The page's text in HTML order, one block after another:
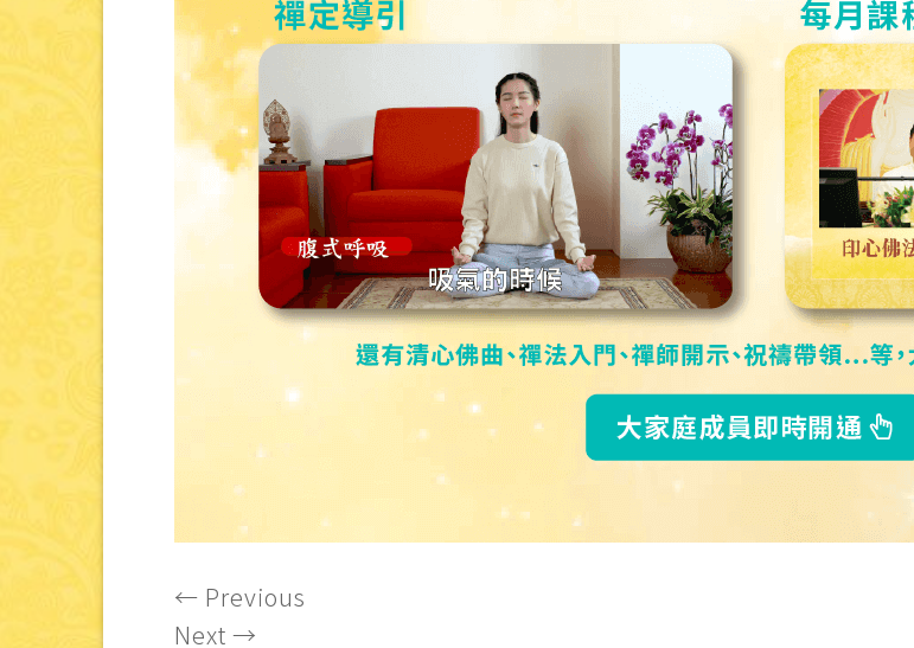
← Previous
Next →